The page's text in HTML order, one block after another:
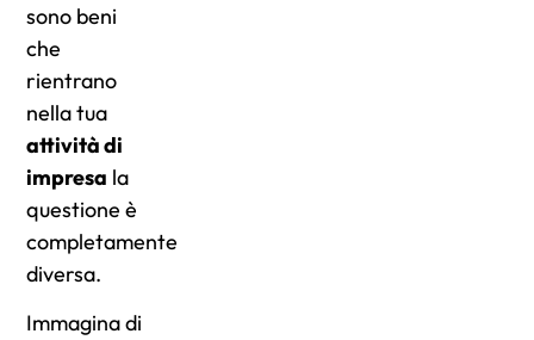
sono beni
che
rientrano
nella tua
attività di
impresa la
questione è
completamente
diversa.
Immagina di